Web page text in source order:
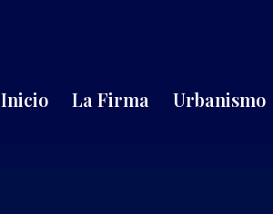
Inicio La Firma Urbanismo